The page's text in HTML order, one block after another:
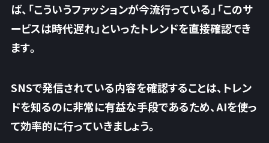
ば、「こういうファッションが今流行っている」「このサ
ービスは時代遅れ」といったトレンドを直接確認でき
ます。
SNSで発信されている内容を確認することは、トレン
ドを知るのに非常に有益な手段であるため、AIを使っ
て効率的に行っていきましょう。